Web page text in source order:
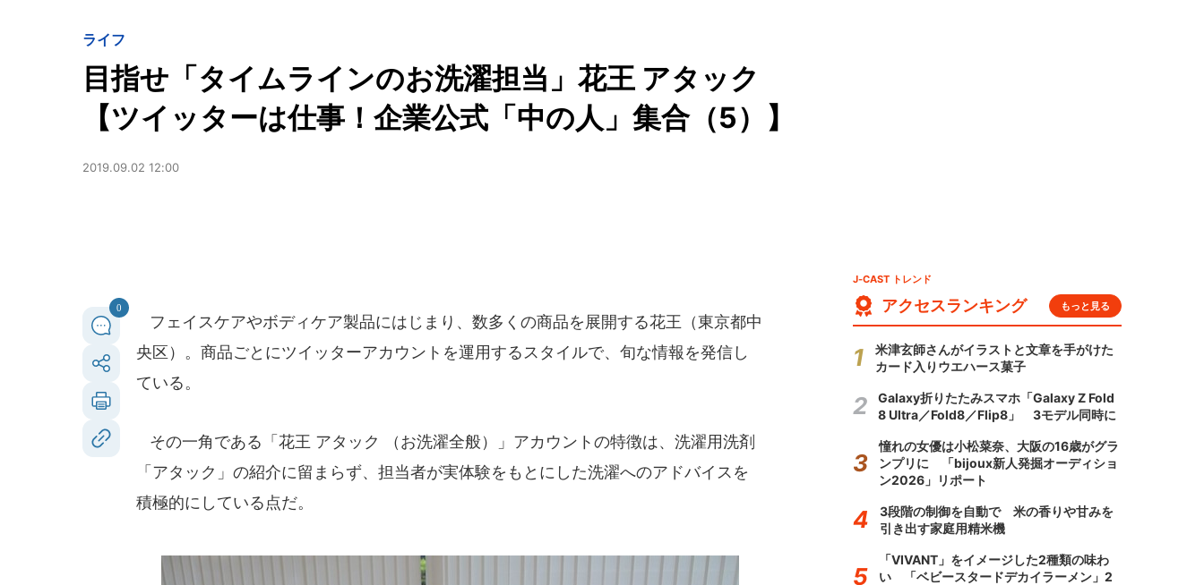
ライフ
目指せ「タイムラインのお洗濯担当」花王 アタック
【ツイッターは仕事！企業公式「中の人」集合（5）】
2019.09.02 12:00
0
フェイスケアやボディケア製品にはじまり、数多くの商品を展開する花王（東京都中
央区）。商品ごとにツイッターアカウントを運用するスタイルで、旬な情報を発信し
ている。
その一角である「花王 アタック （お洗濯全般）」アカウントの特徴は、洗濯用洗剤
「アタック」の紹介に留まらず、担当者が実体験をもとにした洗濯へのアドバイスを
積極的にしている点だ。
J-CAST トレンド
アクセスランキング もっと見る
米津玄師さんがイラストと文章を手がけた
カード入りウエハース菓子
Galaxy折りたたみスマホ「Galaxy Z Fold
8 Ultra／Fold8／Flip8」 3モデル同時に
憧れの女優は小松菜奈、大阪の16歳がグラ
ンプリに 「bijoux新人発掘オーディショ
ン2026」リポート
3段階の制御を自動で 米の香りや甘みを
引き出す家庭用精米機
「VIVANT」をイメージした2種類の味わ
い 「ベビースタードデカイラーメン」2